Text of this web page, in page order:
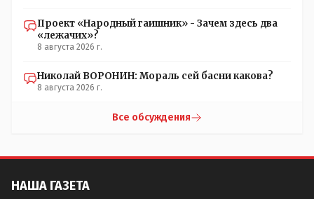
Проект «Народный гаишник» - Зачем здесь два
«лежачих»?
8 августа 2026 г.
Николай ВОРОНИН: Мораль сей басни какова?
8 августа 2026 г.
Все обсуждения
НАША ГАЗЕТА